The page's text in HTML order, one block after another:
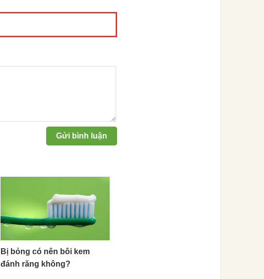
Bị bỏng có nên bôi kem
đánh răng không?